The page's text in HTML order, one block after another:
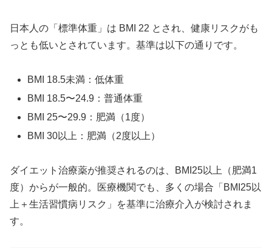
日本人の「標準体重」は BMI 22 とされ、健康リスクがも
っとも低いとされています。基準は以下の通りです。
BMI 18.5未満：低体重
BMI 18.5〜24.9：普通体重
BMI 25〜29.9：肥満（1度）
BMI 30以上：肥満（2度以上）
ダイエット治療薬が推奨されるのは、BMI25以上（肥満1
度）からが一般的。医療機関でも、多くの場合「BMI25以
上＋生活習慣病リスク」を基準に治療介入が検討されま
す。